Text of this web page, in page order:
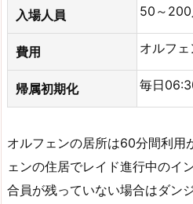
入場人員 50～200
費用 オルフ
帰属初期化 毎日
オルフェンの居所は60分間利用
ェンの住居でレイド進行中のイ
合員が残っていない場合はダン